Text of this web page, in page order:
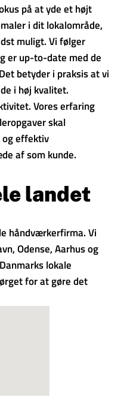
på at yde et højt
i dit lokalområde,
muligt. Vi følger
er up-to-date med de
betyder i praksis at vi
i høj kvalitet.
Vores erfaring
skal
og effektiv
af som kunde.
landet
håndværkerfirma. Vi
Odense, Aarhus og
lokale
for at gøre det